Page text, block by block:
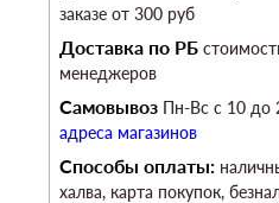
заказе от 300 руб
Доставка по РБ
менеджеров
Самовывоз Пн-Вс c 10 до
адреса магазинов
Способы оплаты:
халва, карта покупок,